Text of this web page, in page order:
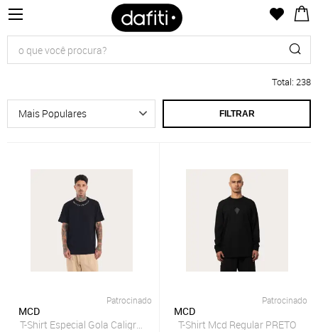
Total: 238
FILTRAR
Patrocinado
MCD
T-Shirt Especial Gola Caligraffiti
Patrocinado
MCD
T-Shirt Mcd Regular PRETO